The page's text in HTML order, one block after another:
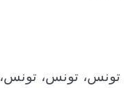
تونس، تونس، تونس،